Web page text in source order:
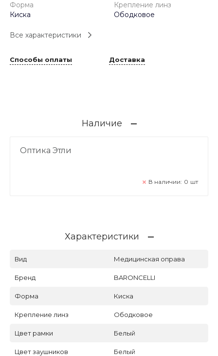
Форма
Киска
Крепление линз
Ободковое
Все характеристики
Способы оплаты Доставка
Наличие
Оптика Этли
В наличии: 0 шт
Характеристики
Вид Медицинская оправа
Бренд BARONCELLI
Форма Киска
Крепление линз Ободковое
Цвет рамки Белый
Цвет заушников Белый